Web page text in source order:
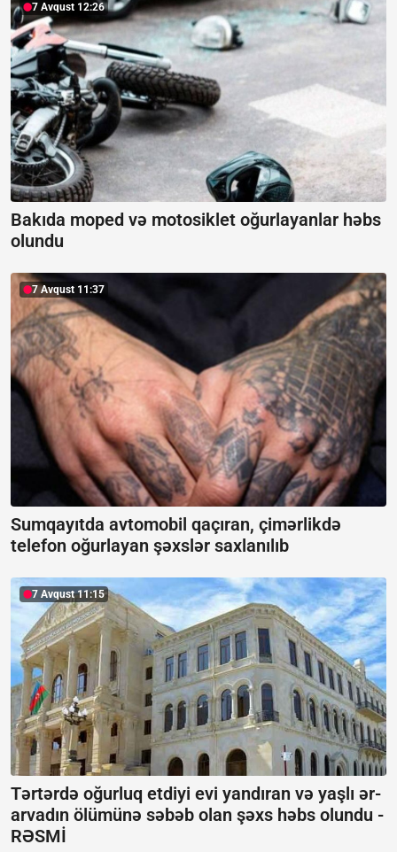
7 Avqust 12:26
Bakıda moped və motosiklet oğurlayanlar həbs
olundu
7 Avqust 11:37
Sumqayıtda avtomobil qaçıran, çimərlikdə
telefon oğurlayan şəxslər saxlanılıb
7 Avqust 11:15
Tərtərdə oğurluq etdiyi evi yandıran və yaşlı ər-
arvadın ölümünə səbəb olan şəxs həbs olundu -
RƏSMİ